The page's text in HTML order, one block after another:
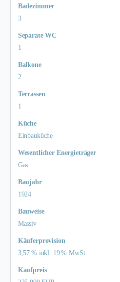
Badezimmer
3
Separate WC
1
Balkone
2
Terrassen
1
Küche
Einbauküche
Wesentlicher Energieträger
Gas
Baujahr
1924
Bauweise
Massiv
Käufer­provision
3,57 % inkl. 19 % MwSt.
Kaufpreis